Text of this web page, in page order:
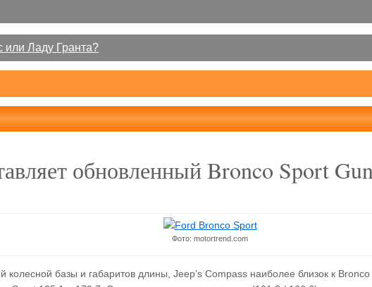
или Ладу Гранта?
обновленный Bronco Sport
Фото: motortrend.com
колесной базы и габаритов длины, Jeep’s Compass наиболее близок к